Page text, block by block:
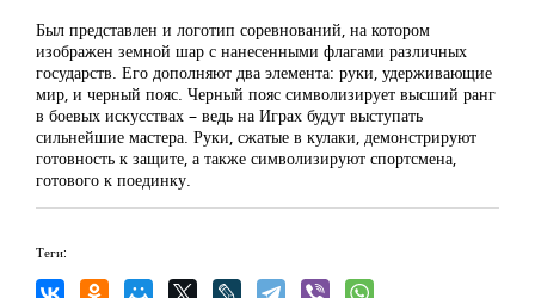
Был представлен и логотип соревнований, на котором
изображен земной шар с нанесенными флагами различных
государств. Его дополняют два элемента: руки, удерживающие
мир, и черный пояс. Черный пояс символизирует высший ранг
в боевых искусствах – ведь на Играх будут выступать
сильнейшие мастера. Руки, сжатые в кулаки, демонстрируют
готовность к защите, а также символизируют спортсмена,
готового к поединку.
Теги: